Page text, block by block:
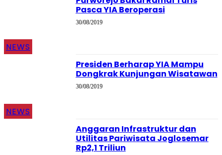
NEWS
Pasca YIA Beroperasi
30/08/2019
NEWS
Presiden Berharap YIA Mampu
Dongkrak Kunjungan Wisatawan
30/08/2019
Anggaran Infrastruktur dan
Utilitas Pariwisata Joglosemar
Rp2,1 Triliun